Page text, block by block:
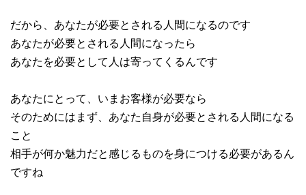
だから、あなたが必要とされる人間になるのです
あなたが必要とされる人間になったら
あなたを必要として人は寄ってくるんです
あなたにとって、いまお客様が必要なら
そのためにはまず、あなた自身が必要とされる人間になる
こと
相手が何か魅力だと感じるものを身につける必要があるん
ですね